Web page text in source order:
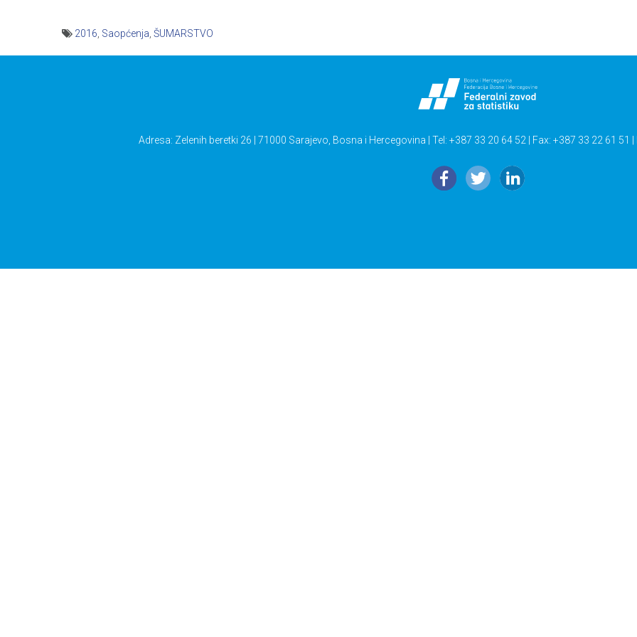
2016 Saopćenja ŠUMARSTVO
Adresa: Zelenih beretki 26 | 71000 Sarajevo, Bosna i Hercegovina | Tel: +387 33 20 64 52 | Fax: +387 33 22 61 51 |